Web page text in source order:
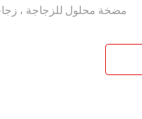
مضخة محلول للزجاجة ،